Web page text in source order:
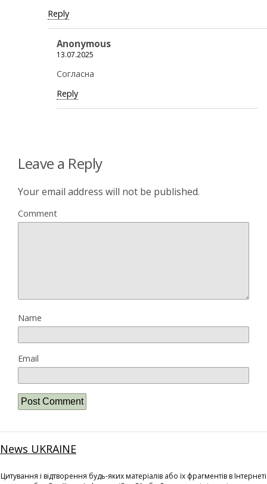
Reply
Anonymous
13.07.2025
Согласна
Reply
Leave a Reply
Your email address will not be published.
Comment
Name
Email
News UKRAINE
Цитування і відтворення будь-яких матеріалів або їх фрагментів в Інтернеті